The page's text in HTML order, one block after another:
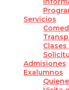
Servicios
Clases
Admisiones
Exalumnos